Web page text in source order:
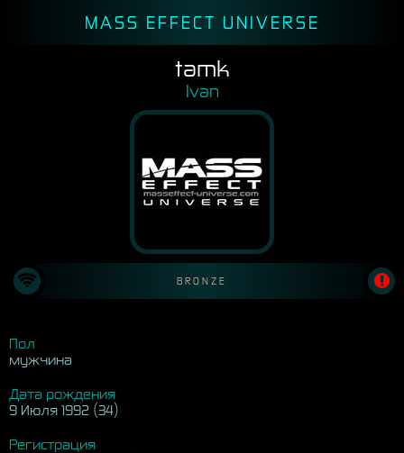
MASS EFFECT UNIVERSE
tamk
Ivan
BRONZE
Пол
мужчина
Дата рождения
9 Июля 1992 (34)
Регистрация